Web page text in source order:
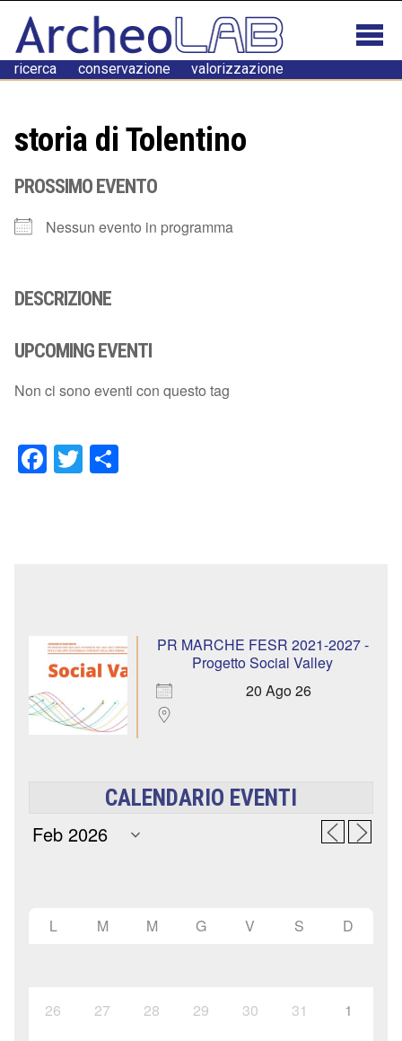
ricerca conservazione valorizzazione
storia di Tolentino
PROSSIMO EVENTO
Nessun evento in programma
DESCRIZIONE
UPCOMING EVENTI
Non ci sono eventi con questo tag
Facebook
Twitter
PR MARCHE FESR 2021-2027 -
Progetto Social Valley
20 Ago 26
CALENDARIO EVENTI
L M M G V S D
26 27 28 29 30 31 1